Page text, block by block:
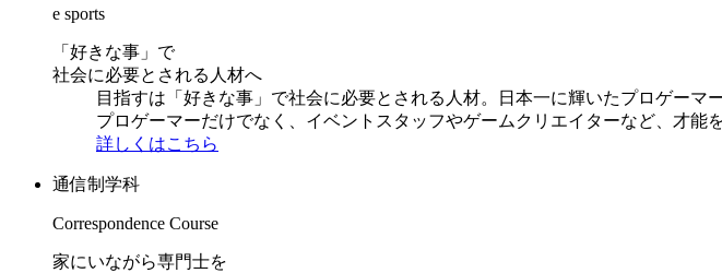
e sports
「好きな事」で
社会に必要とされる人材へ
目指すは「好きな事」で社会に必要とされる人材。日本一に輝いたプロゲーマ
プロゲーマーだけでなく、イベントスタッフやゲームクリエイターなど、才能
詳しくはこちら
通信制学科
Correspondence Course
家にいながら専門士を